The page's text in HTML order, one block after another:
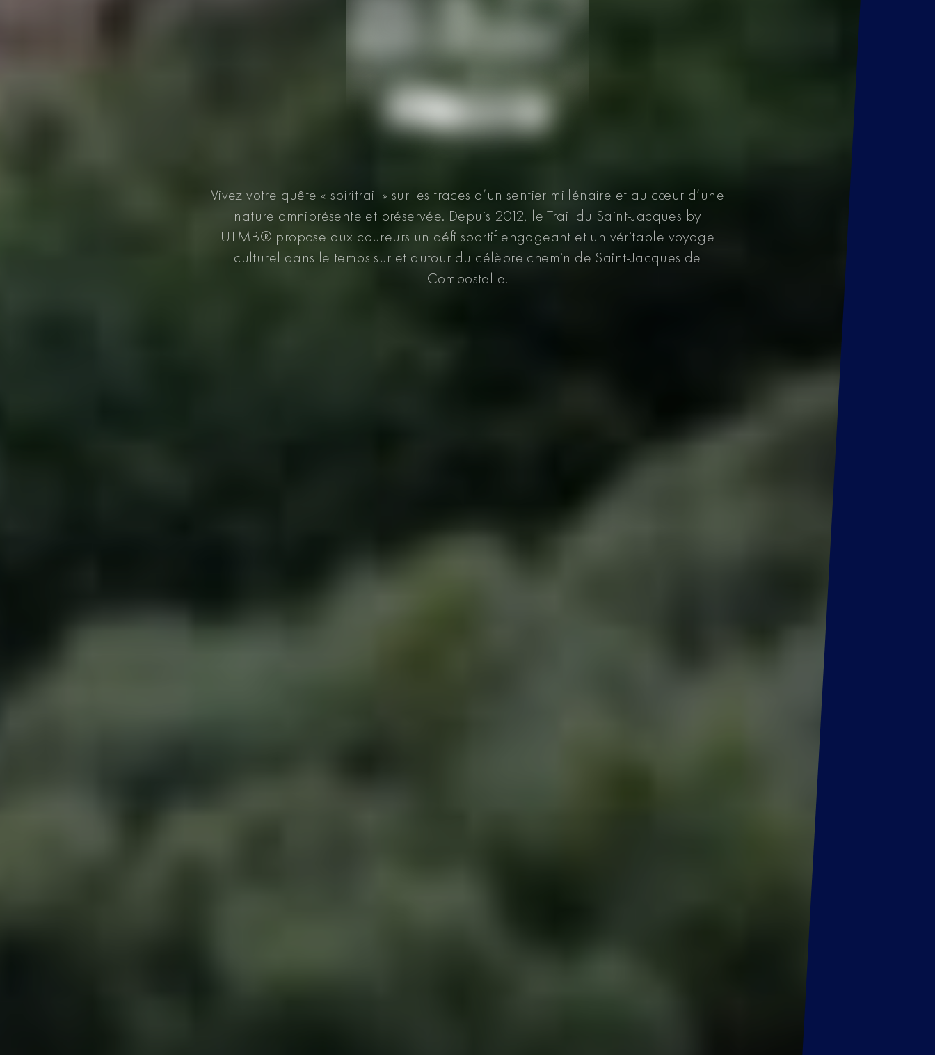
Vivez votre quête « spiritrail » sur les traces d’un sentier millénaire et au cœur d’une
nature omniprésente et préservée. Depuis 2012, le Trail du Saint-Jacques by
UTMB® propose aux coureurs un défi sportif engageant et un véritable voyage
culturel dans le temps sur et autour du célèbre chemin de Saint-Jacques de
Compostelle.